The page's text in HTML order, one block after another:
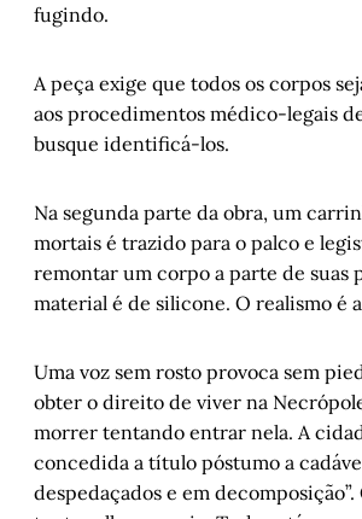
fugindo.
A peça exige que todos os corpos
aos procedimentos médico-legais
busque identificá-los.
Na segunda parte da obra, um
mortais é trazido para o palco e
remontar um corpo a parte de suas
material é de silicone. O realismo é
Uma voz sem rosto provoca sem
obter o direito de viver na
morrer tentando entrar nela. A
concedida a título póstumo a
despedaçados e em